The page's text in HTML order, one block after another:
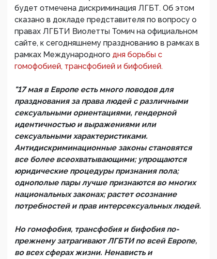
будет отмечена дискриминация ЛГБТ. Об этом
сказано в докладе представителя по вопросу о
правах ЛГБТИ Виолетты Томич на официальном
сайте, к сегодняшнему празднованию в рамках в
рамках Международного дня борьбы с
гомофобией, трансфобией и бифобией.
"17 мая в Европе есть много поводов для
празднования за права людей с различными
сексуальными ориентациями, гендерной
идентичностью и выражениями или
сексуальными характеристиками.
Антидискриминационные законы становятся
все более всеохватывающими; упрощаются
юридические процедуры признания пола;
однополые пары лучше признаются во многих
национальных законах; растет осознание
потребностей и прав интерсексуальных людей.
Но гомофобия, трансфобия и бифобия по-
прежнему затрагивают ЛГБТИ по всей Европе,
во всех сферах жизни. Ненависть и